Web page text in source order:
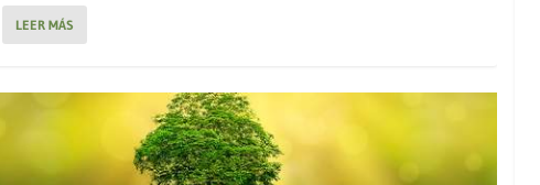
LEER MÁS